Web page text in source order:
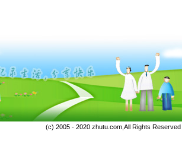
(c) 2005 - 2020 zhutu.com,All Rights Reserved